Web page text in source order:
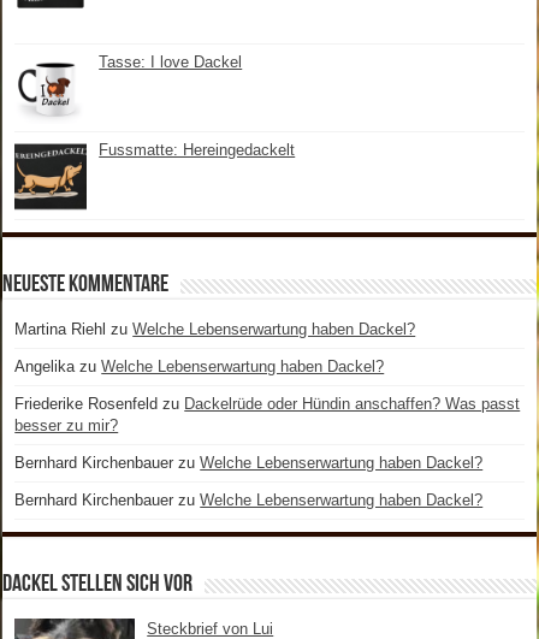
Tasse: I love Dackel
Fussmatte: Hereingedackelt
Neueste Kommentare
Martina Riehl zuWelche Lebenserwartung haben Dackel?
Angelika zuWelche Lebenserwartung haben Dackel?
Friederike Rosenfeld zu Dackelrüde oder Hündin anschaffen? Was passt
besser zu mir?
Bernhard Kirchenbauer zuWelche Lebenserwartung haben Dackel?
Bernhard Kirchenbauer zuWelche Lebenserwartung haben Dackel?
Dackel stellen sich vor
Steckbrief von Lui